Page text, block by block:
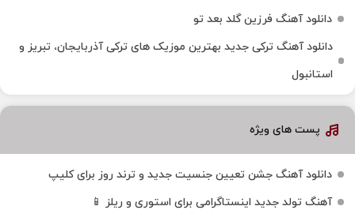
دانلود آهنگ فرزین گلد بعد تو
دانلود آهنگ ترکی جدید بهترین موزیک‌ های ترکی آذربایجان، تبریز و
استانبول
پست های ویژه
دانلود آهنگ جشن تعیین جنسیت جدید و ترند روز برای کلیپ
آهنگ تولد جدید اینستاگرامی برای استوری و ریلز 📱